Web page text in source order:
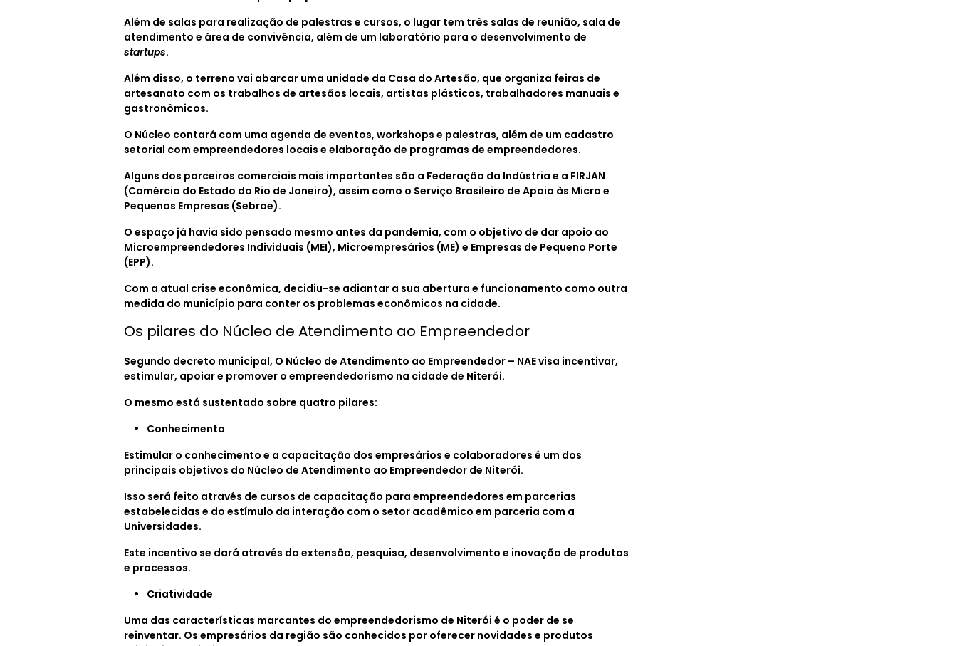
Além de salas para realização de palestras e cursos, o lugar tem três salas de reunião, sala de
atendimento e área de convivência, além de um laboratório para o desenvolvimento de
startups.
Além disso, o terreno vai abarcar uma unidade da Casa do Artesão, que organiza feiras de
artesanato com os trabalhos de artesãos locais, artistas plásticos, trabalhadores manuais e
gastronômicos.
O Núcleo contará com uma agenda de eventos, workshops e palestras, além de um cadastro
setorial com empreendedores locais e elaboração de programas de empreendedores.
Alguns dos parceiros comerciais mais importantes são a Federação da Indústria e a FIRJAN
(Comércio do Estado do Rio de Janeiro), assim como o Serviço Brasileiro de Apoio às Micro e
Pequenas Empresas (Sebrae).
O espaço já havia sido pensado mesmo antes da pandemia, com o objetivo de dar apoio ao
Microempreendedores Individuais (MEI), Microempresários (ME) e Empresas de Pequeno Porte
(EPP).
Com a atual crise econômica, decidiu-se adiantar a sua abertura e funcionamento como outra
medida do município para conter os problemas econômicos na cidade.
Os pilares do Núcleo de Atendimento ao Empreendedor
Segundo decreto municipal, O Núcleo de Atendimento ao Empreendedor – NAE visa incentivar,
estimular, apoiar e promover o empreendedorismo na cidade de Niterói.
O mesmo está sustentado sobre quatro pilares:
Conhecimento
Estimular o conhecimento e a capacitação dos empresários e colaboradores é um dos
principais objetivos do Núcleo de Atendimento ao Empreendedor de Niterói.
Isso será feito através de cursos de capacitação para empreendedores em parcerias
estabelecidas e do estímulo da interação com o setor acadêmico em parceria com a
Universidades.
Este incentivo se dará através da extensão, pesquisa, desenvolvimento e inovação de produtos
e processos.
Criatividade
Uma das características marcantes do empreendedorismo de Niterói é o poder de se
reinventar. Os empresários da região são conhecidos por oferecer novidades e produtos